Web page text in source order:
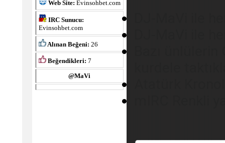
Web Site: Evinsohbet.com
IRC Sunucu:
Evinsohbet.com
Alınan Beğeni: 26
Beğendikleri: 7
@MaVi
DJ-MaVi ile
DJ-MaVi ile
Bazı
kurdele
Atatürk
mIRC Renkli